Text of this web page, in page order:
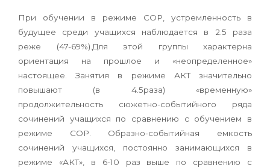
При обучении в режиме СОР, устремленность в
будущее среди учащихся наблюдается в 2.5 раза
реже (47-69%).Для этой группы характерна
ориентация на прошлое и «неопределенное»
настоящее. Занятия в режиме АКТ значительно
повышают (в 4.5раза) «временную»
продолжительность сюжетно-событийного ряда
сочинений учащихся по сравнению с обучением в
режиме СОР. Образно-событийная емкость
сочинений учащихся, постоянно занимающихся в
режиме «АКТ», в 6-10 раз выше по сравнению с